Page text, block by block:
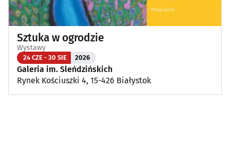
Sztuka w ogrodzie
Wystawy
24 CZE - 30 SIE 2026
Galeria im. Sleńdzińskich
Rynek Kościuszki 4, 15-426 Białystok